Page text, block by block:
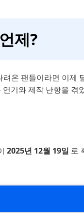
제?
온 팬들이라면 이제
기와 제작 난항을 겪
2025년 12월 19일 로